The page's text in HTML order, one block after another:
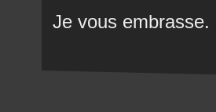
Je vous embrasse.